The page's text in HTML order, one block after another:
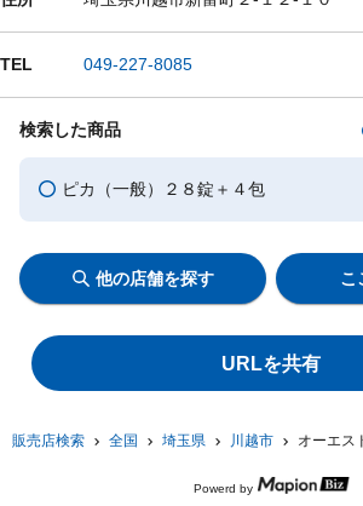
販売店検索 全国 埼玉県 川越市 オーエス
TEL 049-227-8085
検索した商品
ピカ（一般）２８錠＋４包
他の店舗を探す こ
URLを共有
Powerd by